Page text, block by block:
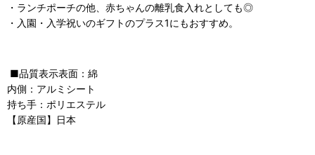
・ランチポーチの他、赤ちゃんの離乳食入れとしても◎
・入園・入学祝いのギフトのプラス1にもおすすめ。
■品質表示表面：綿
内側：アルミシート
持ち手：ポリエステル
【原産国】日本